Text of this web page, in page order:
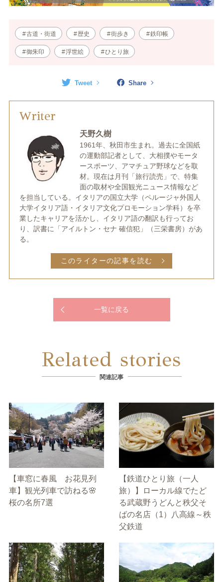
古道・街道 歴史 街歩き 鉄印帳
御朱印 浮世絵 ひとり旅
Tweet Share
Writer
天野久樹
1961年、秋田市生まれ。過去に全国紙
の運動部記者として、大相撲やモータ
ースポーツ、アマチュア野球などを取
材。現在は月刊「旅行読売」で、特集
面の取材や全国観光ニュース情報など
を担当している。イタリアの国立大学（ペルージャ外国人
大学イタリア語・イタリア文化プロモーション学科）を卒
業したキャリアを活かし、イタリア語の翻訳も行ってお
り、訳書に「アイルトン・セナ 確信犯」（三栄書房）があ
る。
このライターの記事を読む
一覧に戻る
Related stories
関連記事
【車窓に春風 お花見列
車】観光列車で訪ねる🌸
桜の名所7選
【鉄道ひとり旅（一人
旅）】ローカル線でたど
る武蔵野うどんと秩父そ
ばの名店（1）八高線～秩
父鉄道